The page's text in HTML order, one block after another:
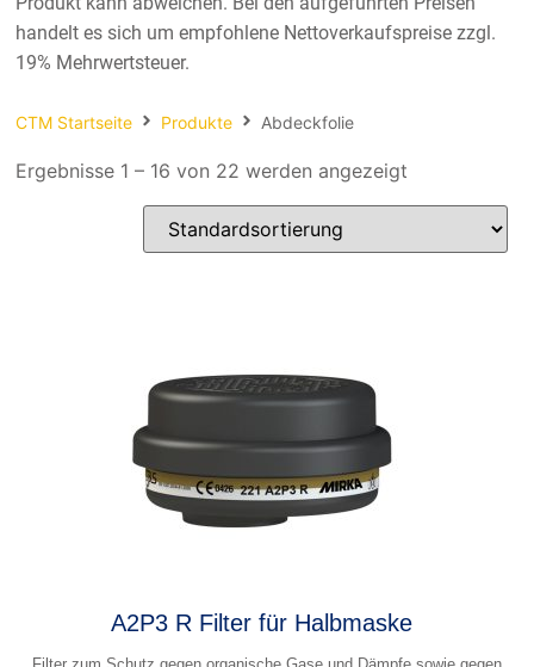
Beschichten
Fasern
Kernmaterial
Mirka
handelt es sich um empfohlene Nettoverkaufspreise zzgl.
19% Mehrwertsteuer.
CTM Startseite Produkte Abdeckfolie
Ergebnisse 1 – 16 von 22 werden angezeigt
A2P3 R Filter für Halbmaske